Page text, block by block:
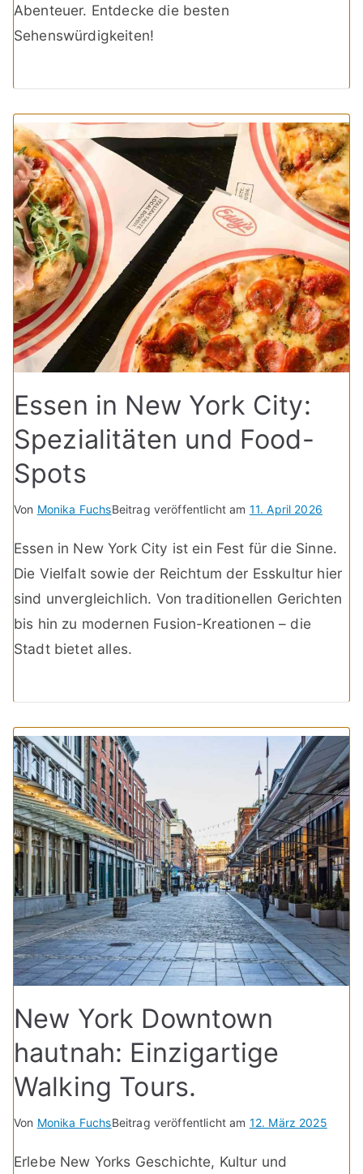
Abenteuer. Entdecke die besten
Sehenswürdigkeiten!
Essen in New York City:
Spezialitäten und Food-
Spots
Von Monika FuchsBeitrag veröffentlicht am 11. April 2026
Essen in New York City ist ein Fest für die Sinne.
Die Vielfalt sowie der Reichtum der Esskultur hier
sind unvergleichlich. Von traditionellen Gerichten
bis hin zu modernen Fusion-Kreationen – die
Stadt bietet alles.
New York Downtown
hautnah: Einzigartige
Walking Tours.
Von Monika FuchsBeitrag veröffentlicht am 12. März 2025
Erlebe New Yorks Geschichte, Kultur und